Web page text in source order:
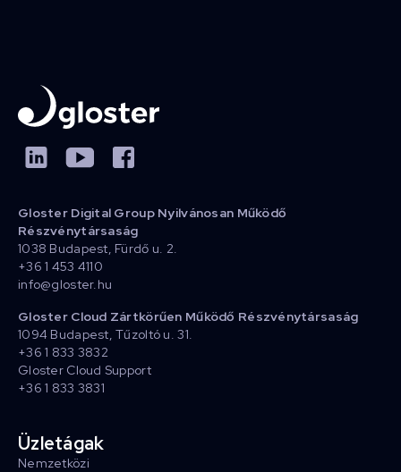
Gloster Digital Group Nyilvánosan Működő
Részvénytársaság
1038 Budapest, Fürdő u. 2.
+36 1 453 4110
info@gloster.hu
Gloster Cloud Zártkörűen Működő Részvénytársaság
1094 Budapest, Tűzoltó u. 31.
+36 1 833 3832
Gloster Cloud Support
+36 1 833 3831
Üzletágak
Nemzetközi